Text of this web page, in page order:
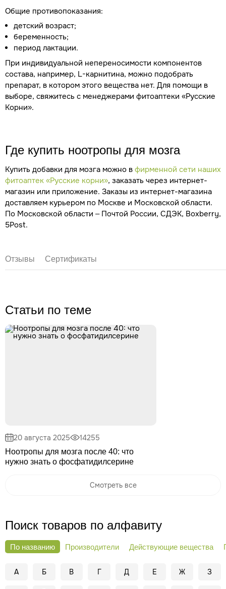
Общие противопоказания:
детский возраст;
беременность;
период лактации.
При индивидуальной непереносимости компонентов
состава, например, L-карнитина, можно подобрать
препарат, в котором этого вещества нет. Для помощи в
выборе, свяжитесь с менеджерами фитоаптеки «Русские
Корни».
Где купить ноотропы для мозга
Купить добавки для мозга можно в фирменной сети наших
фитоаптек «Русские корни», заказать через интернет-
магазин или приложение. Заказы из интернет-магазина
доставляем курьером по Москве и Московской области.
По Московской области – Почтой России, СДЭК, Boxberry,
5Post.
Отзывы Сертификаты
Статьи по теме
20 августа 2025 14255
Ноотропы для мозга после 40: что
нужно знать о фосфатидилсерине
Смотреть все
Поиск товаров по алфавиту
По названию Производители Действующие вещества
А Б В Г Д Е Ж З